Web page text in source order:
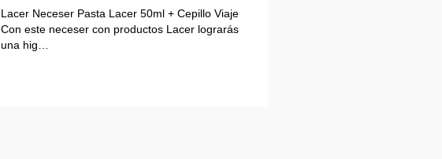
Lacer Neceser Pasta Lacer 50ml + Cepillo Viaje
Con este neceser con productos Lacer lograrás
una hig…